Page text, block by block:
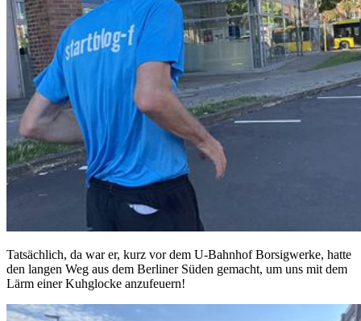
Tatsächlich, da war er, kurz vor dem U-Bahnhof Borsigwerke, hatte
den langen Weg aus dem Berliner Süden gemacht, um uns mit dem
Lärm einer Kuhglocke anzufeuern!